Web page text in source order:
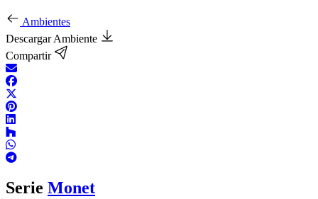
Ambientes
Descargar Ambiente
Compartir
Serie Monet